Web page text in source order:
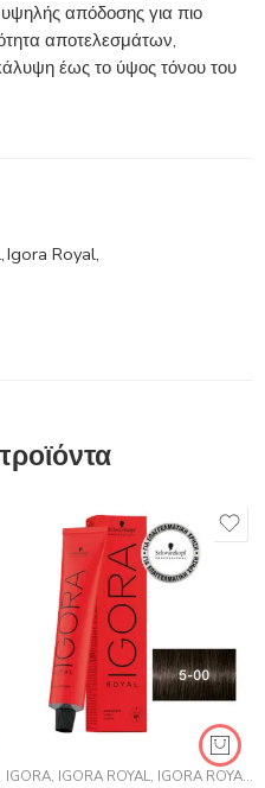
απόδοσης για πιο
αποτελεσμάτων,
έως το ύψος τόνου του
,Igora Royal,
SCHWARZKOPF PROFESSIONAL
IGORA, IGORA ROYAL, IGORA ROYAL ,